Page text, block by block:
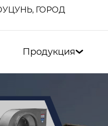
ГОРОД
Продукция